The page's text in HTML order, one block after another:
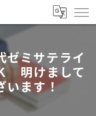
ミサテライ
明けまして
います！